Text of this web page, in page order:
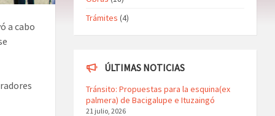
a cabo
Trámites (4)
ÚLTIMAS NOTICIAS
Tránsito: Propuestas para la esquina(ex
palmera) de Bacigalupe e Ituzaingó
21 julio, 2026